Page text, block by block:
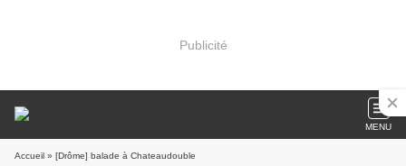
Publicité
MENU
Accueil » [Drôme] balade à Chateaudouble